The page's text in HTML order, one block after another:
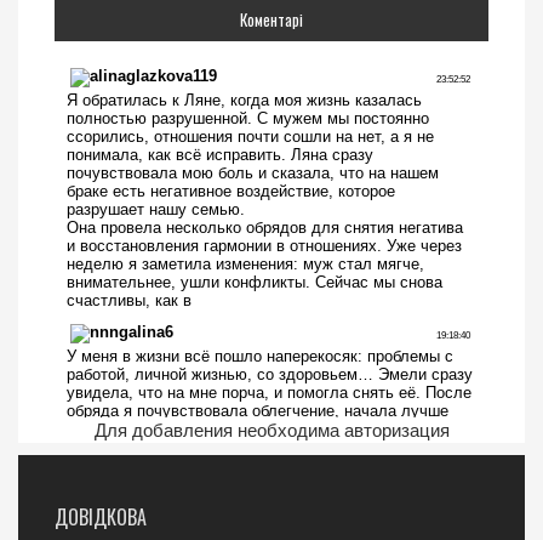
Коментарі
Для добавления необходима авторизация
ДОВІДКОВА